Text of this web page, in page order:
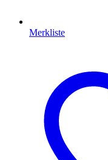
Merkliste